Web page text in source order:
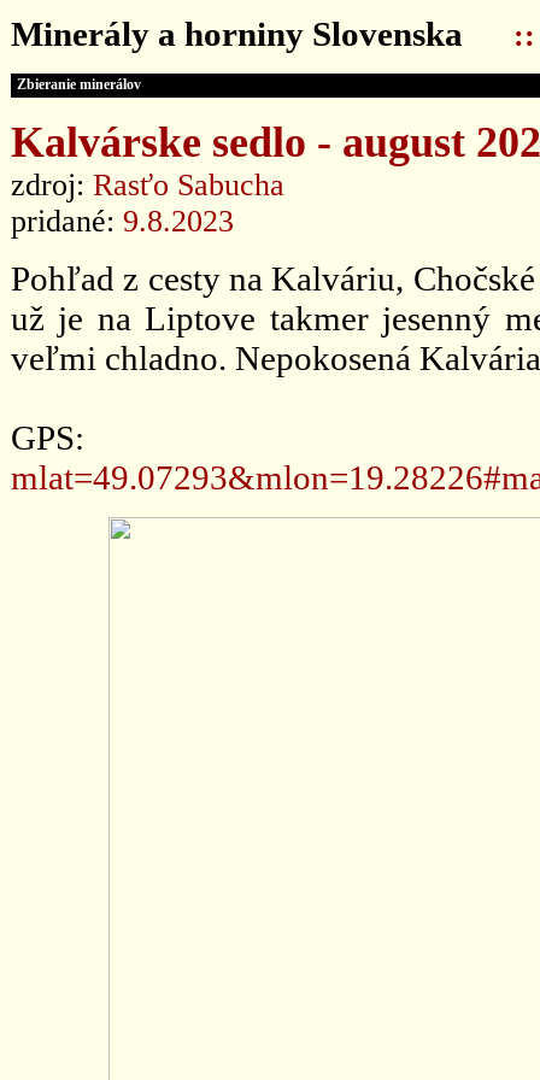
Minerály a horniny Slovenska ::
Zbieranie minerálov
Kalvárske sedlo - august
zdroj: Rasťo Sabucha
pridané: 9.8.2023
Pohľad z cesty na Kalváriu,
už je na Liptove takmer jesenný
veľmi chladno. Nepokosená